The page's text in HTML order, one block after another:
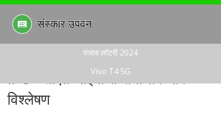
पंजाब लॉटरी 2024
Vivo T4 5G
IPO - ताज़ा आईपीओ समाचार और
विश्लेषण